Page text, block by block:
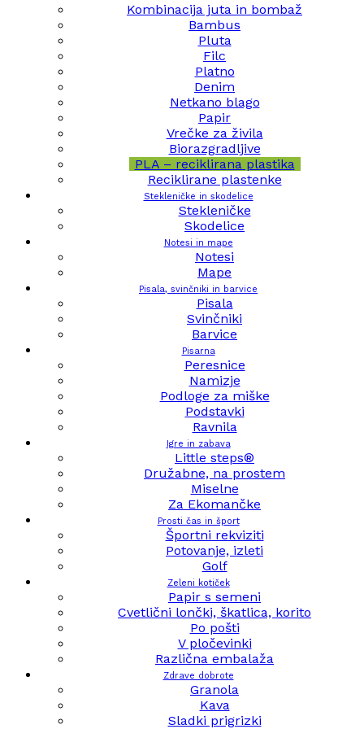
Kombinacija juta in bombaž
Bambus
Pluta
Filc
Platno
Denim
Netkano blago
Papir
Vrečke za živila
Biorazgradljive
PLA – reciklirana plastika
Reciklirane plastenke
Stekleničke in skodelice
Stekleničke
Skodelice
Notesi in mape
Notesi
Mape
Pisala, svinčniki in barvice
Pisala
Svinčniki
Barvice
Pisarna
Peresnice
Namizje
Podloge za miške
Podstavki
Ravnila
Igre in zabava
Little steps®
Družabne, na prostem
Miselne
Za Ekomančke
Prosti čas in šport
Športni rekviziti
Potovanje, izleti
Golf
Zeleni kotiček
Papir s semeni
Cvetlični lončki, škatlica, korito
Po pošti
V pločevinki
Različna embalaža
Zdrave dobrote
Granola
Kava
Sladki prigrizki